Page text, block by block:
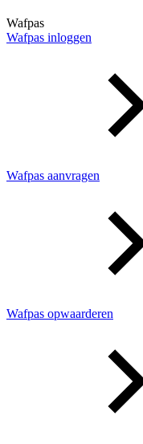
Wafpas
Wafpas inloggen
Wafpas aanvragen
Wafpas opwaarderen